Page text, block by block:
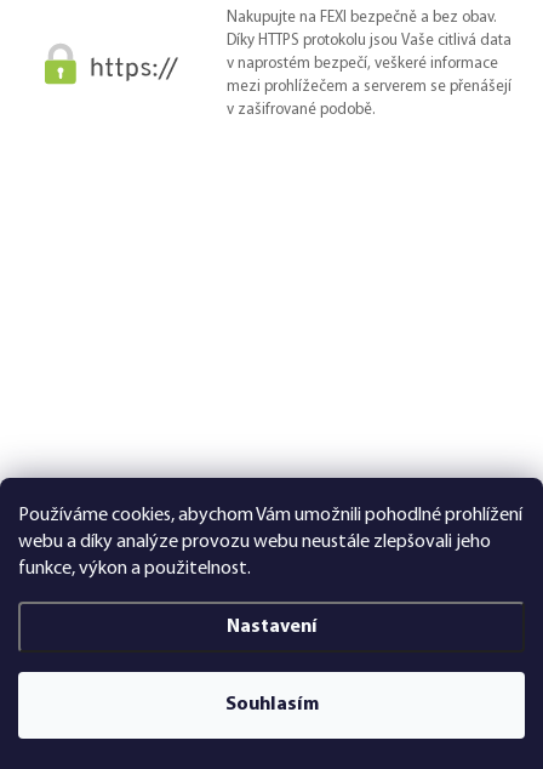
Používáme cookies, abychom Vám umožnili pohodlné prohlížení
webu a díky analýze provozu webu neustále zlepšovali jeho
funkce, výkon a použitelnost.
Nastavení
Souhlasím
Nakupujte na FEXI bezpečně a bez obav.
Díky HTTPS protokolu jsou Vaše citlivá data
v naprostém bezpečí, veškeré informace
mezi prohlížečem a serverem se přenášejí
v zašifrované podobě.